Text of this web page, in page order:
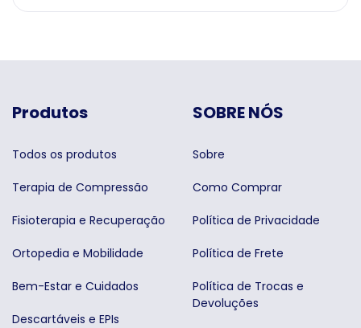
Produtos
Todos os produtos
Terapia de Compressão
Fisioterapia e Recuperação
Ortopedia e Mobilidade
Bem-Estar e Cuidados
Descartáveis e EPIs
SOBRE NÓS
Sobre
Como Comprar
Política de Privacidade
Política de Frete
Política de Trocas e
Devoluções